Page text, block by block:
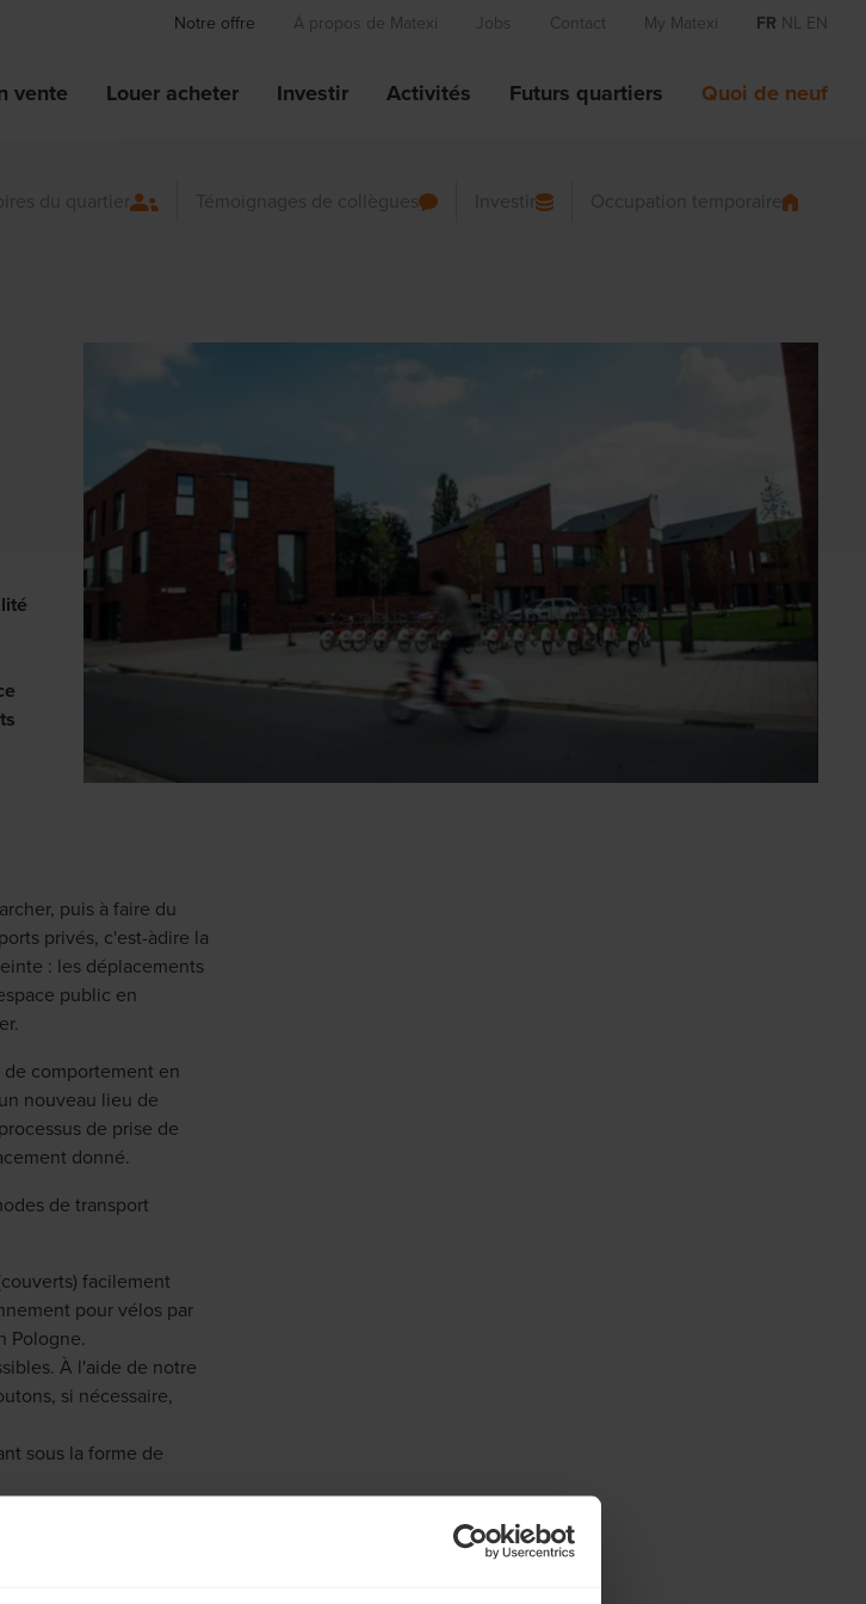
Notre offre Á propos de Matexi Jobs Contact My Matexi FR NL EN
vente Louer acheter Investir Activités Futurs quartiers Quoi de neuf
du quartier Témoignages de collègues Investir Occupation temporaire
puis à faire du
privés, c'est-àdire la
: les déplacements
public en
comportement en
nouveau lieu de
de prise de
donné.
de transport
facilement
pour vélos par
Pologne.
À l'aide de notre
si nécessaire,
sous la forme de